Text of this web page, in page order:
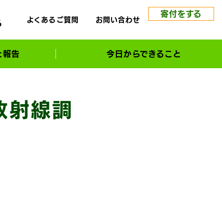
よくあるご質問 お問い合わせ
寄付をする
報告 今日からできること
射線調